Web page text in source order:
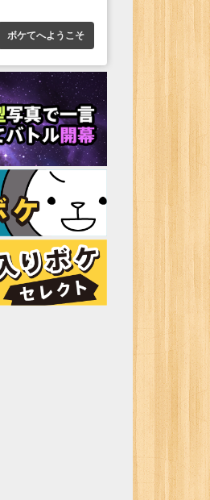
ボケてへようこそ